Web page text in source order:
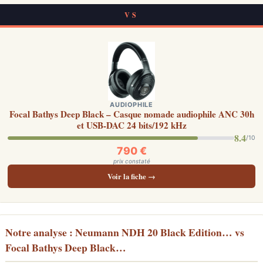
VS
AUDIOPHILE
Focal Bathys Deep Black – Casque nomade audiophile ANC 30h
et USB-DAC 24 bits/192 kHz
8.4/10
790 €
prix constaté
Voir la fiche →
Notre analyse : Neumann NDH 20 Black Edition… vs
Focal Bathys Deep Black…